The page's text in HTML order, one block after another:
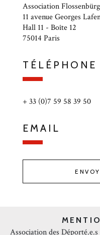
Association Flossenbürg
11 avenue Georges
Hall 11 - Boîte 12
75014 Paris
TÉLÉPHONE
+ 33 (0)7 59 58 39 50
EMAIL
Association des